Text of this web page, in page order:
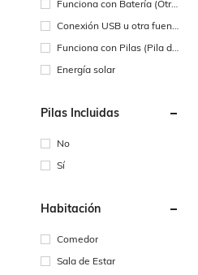
Funciona con Batería (Otra
Conexión USB u otra fuent
Funciona con Pilas (Pila de
Energía solar
Pilas Incluidas
No
Sí
Habitación
Comedor
Sala de Estar